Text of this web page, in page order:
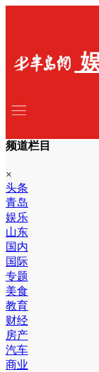
频道栏目
×
头条
青岛
娱乐
山东
国内
国际
专题
美食
教育
财经
房产
汽车
商业